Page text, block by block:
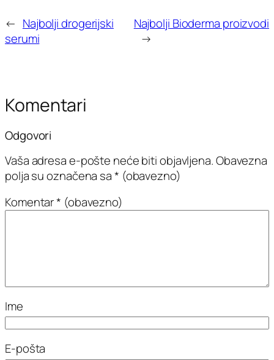
← Najbolji drogerijski
serumi
Najbolji Bioderma proizvodi
→
Komentari
Odgovori
Vaša adresa e-pošte neće biti objavljena.Obavezna
polja su označena sa* (obavezno)
Komentar* (obavezno)
Ime
E-pošta